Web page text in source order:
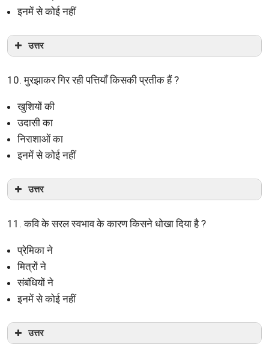
इनमें से कोई नहीं
उत्तर
10. मुरझाकर गिर रही पत्तियाँ किसकी प्रतीक हैं ?
खुशियों की
उदासी का
निराशाओं का
इनमें से कोई नहीं
उत्तर
11. कवि के सरल स्वभाव के कारण किसने धोखा दिया है ?
प्रेमिका ने
मित्रों ने
संबंधियों ने
इनमें से कोई नहीं
उत्तर